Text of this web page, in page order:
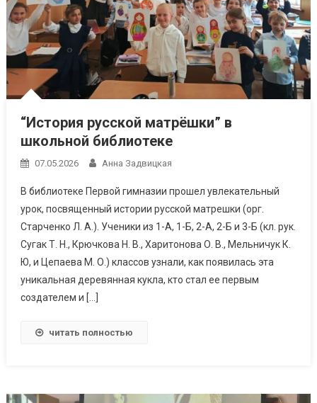
“История русской матрёшки” в
школьной библиотеке
07.05.2026 Анна Задвицкая
В библиотеке Первой гимназии прошел увлекательный
урок, посвященный истории русской матрешки (орг.
Старченко Л. А.). Ученики из 1-А, 1-Б, 2-А, 2-Б и 3-Б (кл. рук.
Сугак Т. Н., Крючкова Н. В., Харитонова О. В., Мельничук К.
Ю, и Цепаева М. О.) классов узнали, как появилась эта
уникальная деревянная кукла, кто стал ее первым
создателем и […]
читать полностью